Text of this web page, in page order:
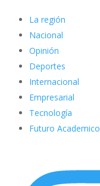
La región
Nacional
Opinión
Deportes
Internacional
Empresarial
Tecnología
Futuro Academico